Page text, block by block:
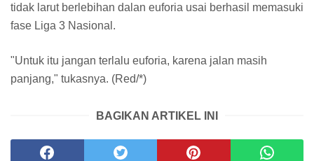
tidak larut berlebihan dalan euforia usai berhasil memasuki
fase Liga 3 Nasional.
"Untuk itu jangan terlalu euforia, karena jalan masih
panjang," tukasnya. (Red/*)
BAGIKAN ARTIKEL INI